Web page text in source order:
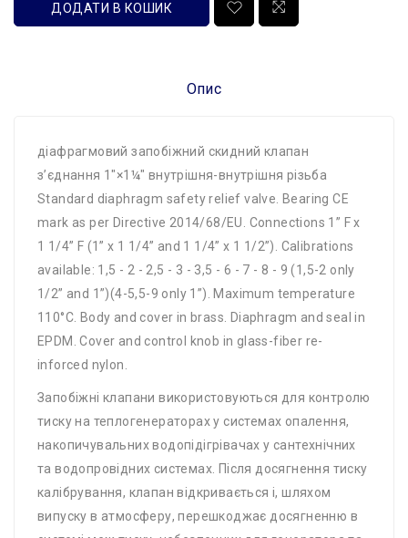
ДОДАТИ В КОШИК
Опис
діафрагмовий запобіжний скидний клапан
з’єднання 1″×1¼″ внутрішня-внутрішня різьба
Standard diaphragm safety relief valve. Bearing CE
mark as per Directive 2014/68/EU. Connections 1” F x
1 1/4” F (1” x 1 1/4” and 1 1/4” x 1 1/2”). Calibrations
available: 1,5 - 2 - 2,5 - 3 - 3,5 - 6 - 7 - 8 - 9 (1,5-2 only
1/2” and 1”)(4-5,5-9 only 1”). Maximum temperature
110°C. Body and cover in brass. Diaphragm and seal in
EPDM. Cover and control knob in glass-fiber re-
inforced nylon.
Запобіжні клапани використовуються для контролю
тиску на теплогенераторах у системах опалення,
накопичувальних водопідігрівачах у сантехнічних
та водопровідних системах. Після досягнення тиску
калібрування, клапан відкривається і, шляхом
випуску в атмосферу, перешкоджає досягненню в